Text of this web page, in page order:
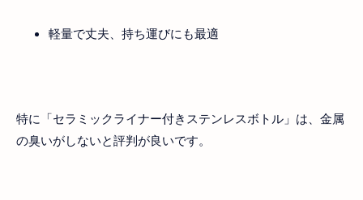
軽量で丈夫、持ち運びにも最適
特に「セラミックライナー付きステンレスボトル」は、金属
の臭いがしないと評判が良いです。